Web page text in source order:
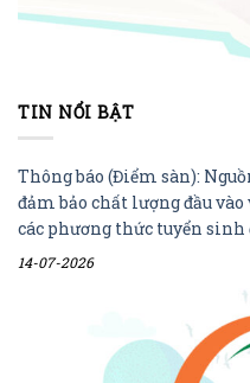
TIN NỔI BẬT
Thông báo (Điểm sàn):
đảm bảo chất lượng đầu
các phương thức tuyển sinh
14-07-2026